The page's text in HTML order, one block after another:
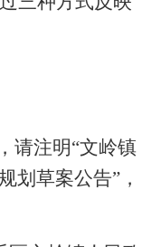
请注明“文岭镇
划草案公告”，